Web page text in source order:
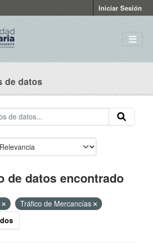
Iniciar Sesión
de datos
de datos encontrado
Tráfico de Mercancías